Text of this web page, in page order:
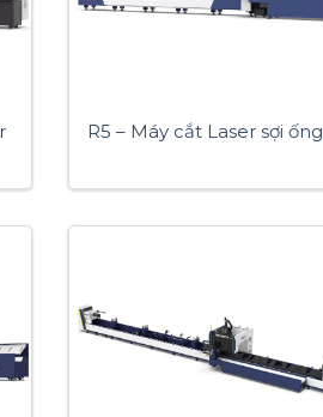
R5 – Máy cắt Laser sợi ống